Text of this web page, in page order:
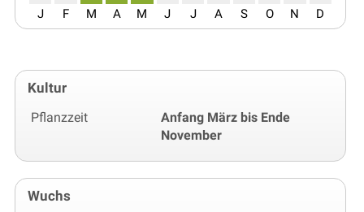
J F M A M J J A S O N D
Kultur
Pflanzzeit
Anfang März bis Ende
November
Wuchs